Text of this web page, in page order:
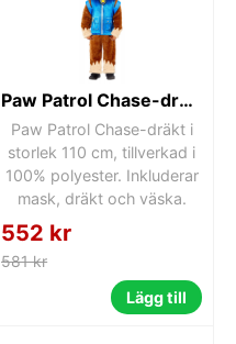
Paw Patrol Chase-dräkt 4-6 år
Paw Patrol Chase-dräkt i
storlek 110 cm, tillverkad i
100% polyester. Inkluderar
mask, dräkt och väska.
552 kr
581 kr
Lägg till